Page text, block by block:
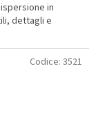
in
dettagli e
Codice: 3521